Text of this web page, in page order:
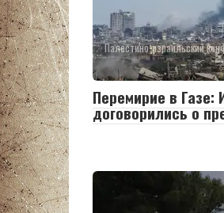
Палестино-израильский
Перемирие в Газе:
договорились о